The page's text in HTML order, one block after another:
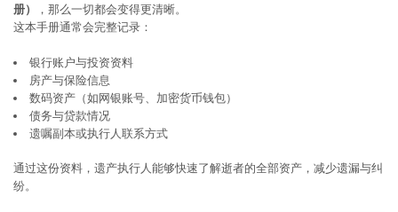
册）
，那么一切都会变得更清晰。
这本手册通常会完整记录：
银行账户与投资资料
房产与保险信息
数码资产（如网银账号、加密货币钱包）
债务与贷款情况
遗嘱副本或执行人联系方式
通过这份资料，遗产执行人能够快速了解逝者的全部资产，减少遗漏与纠
纷。